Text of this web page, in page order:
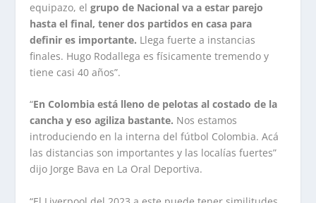
equipazo, el grupo de Nacional va a estar parejo
hasta el final, tener dos partidos en casa para
definir es importante. Llega fuerte a instancias
finales. Hugo Rodallega es físicamente tremendo y
tiene casi 40 años”.
“En Colombia está lleno de pelotas al costado de la
cancha y eso agiliza bastante. Nos estamos
introduciendo en la interna del fútbol Colombia. Acá
las distancias son importantes y las localías fuertes”
dijo Jorge Bava en La Oral Deportiva.